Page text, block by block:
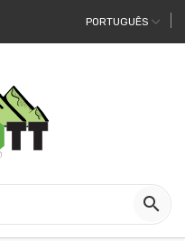
PORTUGUÊS
